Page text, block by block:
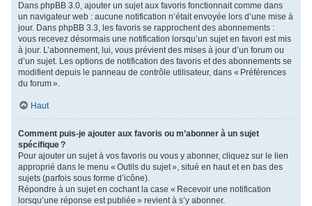
Dans phpBB 3.0, ajouter un sujet aux favoris fonctionnait comme dans
un navigateur web : aucune notification n’était envoyée lors d’une mise à
jour. Dans phpBB 3.3, les favoris se rapprochent des abonnements :
vous recevez désormais une notification lorsqu’un sujet en favori est mis
à jour. L’abonnement, lui, vous prévient des mises à jour d’un forum ou
d’un sujet. Les options de notification des favoris et des abonnements se
modifient depuis le panneau de contrôle utilisateur, dans « Préférences
du forum ».
Haut
Comment puis-je ajouter aux favoris ou m’abonner à un sujet
spécifique ?
Pour ajouter un sujet à vos favoris ou vous y abonner, cliquez sur le lien
approprié dans le menu « Outils du sujet », situé en haut et en bas des
sujets (parfois sous forme d’icône).
Répondre à un sujet en cochant la case « Recevoir une notification
lorsqu’une réponse est publiée » revient à s’y abonner.